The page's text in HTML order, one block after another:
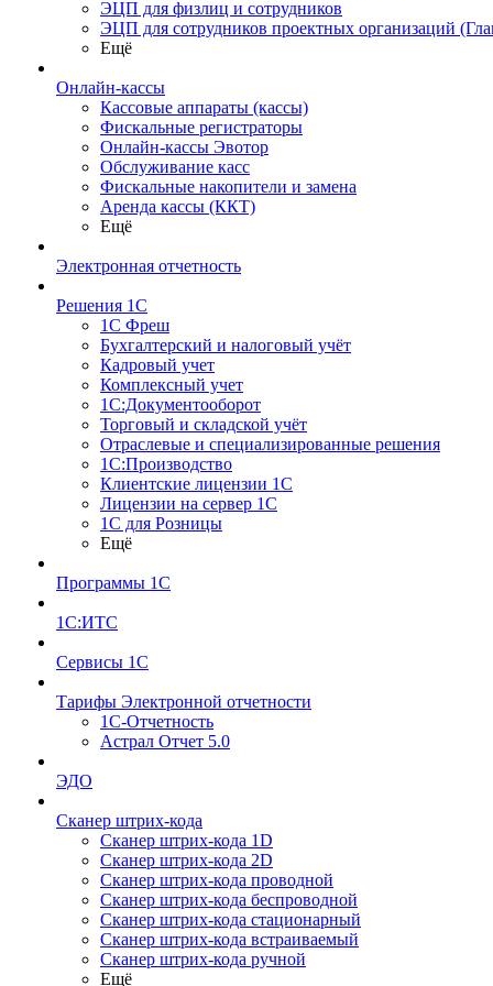
ЭЦП для физлиц и сотрудников
ЭЦП для сотрудников проектных организаций
Ещё
Онлайн-кассы
Кассовые аппараты (кассы)
Фискальные регистраторы
Онлайн-кассы Эвотор
Обслуживание касс
Фискальные накопители и замена
Аренда кассы (ККТ)
Ещё
Электронная отчетность
Решения 1С
1С Фреш
Бухгалтерский и налоговый учёт
Кадровый учет
Комплексный учет
1С:Документооборот
Торговый и складской учёт
Отраслевые и специализированные решения
1С:Производство
Клиентские лицензии 1С
Лицензии на сервер 1С
1С для Розницы
Ещё
Программы 1С
1С:ИТС
Сервисы 1С
Тарифы Электронной отчетности
1С-Отчетность
Астрал Отчет 5.0
ЭДО
Сканер штрих-кода
Сканер штрих-кода 1D
Сканер штрих-кода 2D
Сканер штрих-кода проводной
Сканер штрих-кода беспроводной
Сканер штрих-кода стационарный
Сканер штрих-кода встраиваемый
Сканер штрих-кода ручной
Ещё